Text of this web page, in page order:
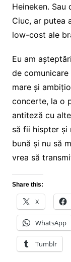
Heineken.
Ciuc, ar putea
low-cost ale
Eu am
de
mare și
concerte, la o
antiteză cu
să fii hispter și
bună și nu să
vrea să
Share this:
X
WhatsApp
Tumblr